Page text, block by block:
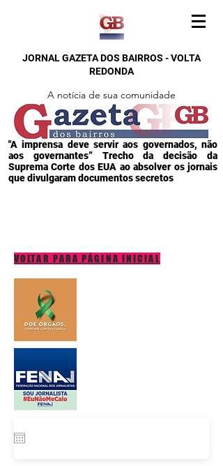
JORNAL GAZETA DOS BAIRROS - VOLTA
REDONDA
A notícia de sua comunidade
"A imprensa deve servir aos governados, não
aos governantes” Trecho da decisão da
Suprema Corte dos EUA ao absolver os jornais
que divulgaram documentos secretos
VOLTAR PARA PÁGINA INICIAL